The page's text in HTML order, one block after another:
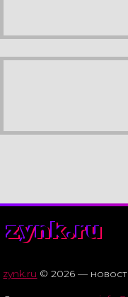
zynk.ru
zynk.ru © 2026 —